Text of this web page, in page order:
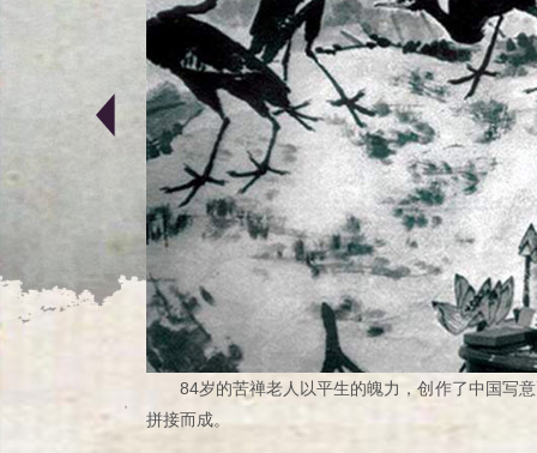
84岁的苦禅老人以平生的魄力，创作了中国写
拼接而成。